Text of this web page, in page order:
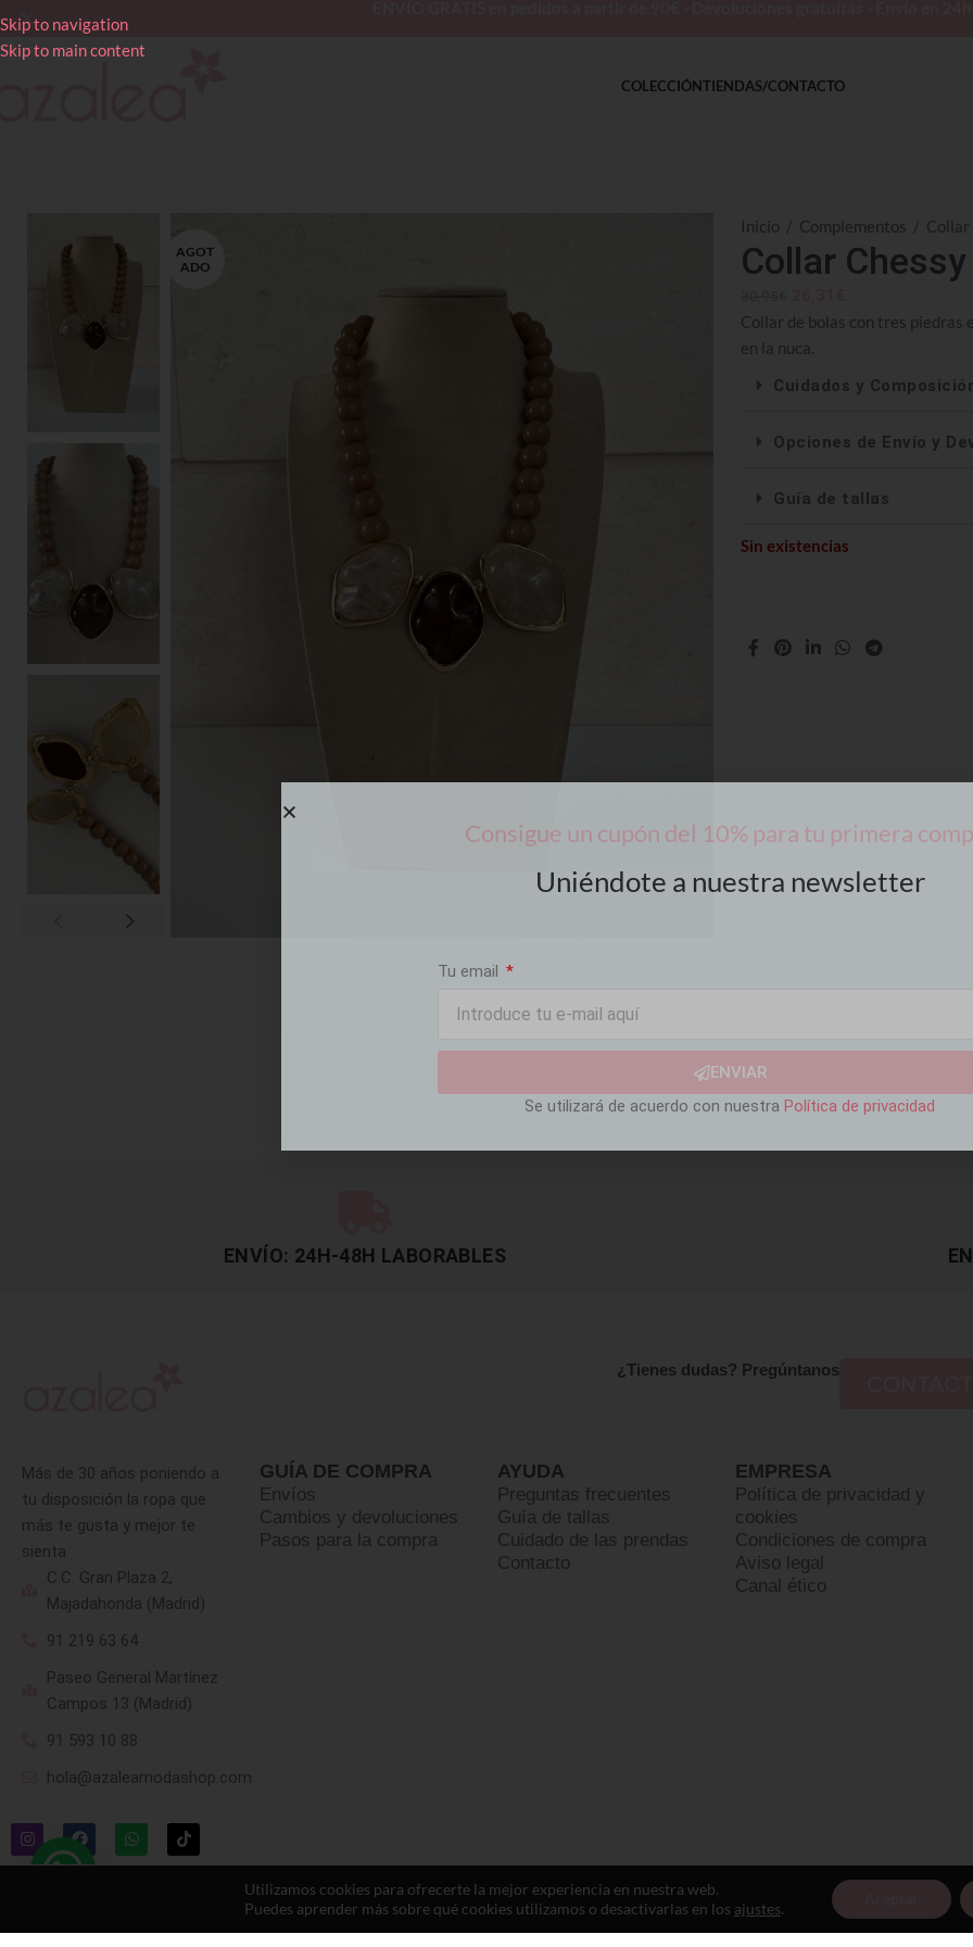
Skip to navigation
Skip to main content
COLECCIÓNTIENDAS/CONTACTO
AGOT
ADO
Inicio / Complementos / Collar
Collar Chessy
Collar de bolas con tres piedras
en la nuca.
Cuidados y
Opciones de Envío y
Guía de tallas
Sin existencias
ENVÍO: 24H-48H LABORABLES
¿Tienes dudas? Pregúntanos
Más de 30 años poniendo a
tu disposición la ropa que
más te gusta y mejor te
sienta
C.C. Gran Plaza 2,
Majadahonda (Madrid)
91 219 63 64
Paseo General Martínez
Campos 13 (Madrid)
91 593 10 88
hola@azaleamodashop.com
GUÍA DE COMPRA
Envíos
Cambios y devoluciones
Pasos para la compra
AYUDA
Preguntas frecuentes
Guía de tallas
Cuidado de las prendas
Contacto
EMPRESA
Política de privacidad y
cookies
Condiciones de compra
Aviso legal
Canal ético
Utilizamos cookies para ofrecerte la mejor experiencia en nuestra web.
Puedes aprender más sobre qué cookies utilizamos o desactivarlas en los ajustes.
Consigue un cupón del 10% para tu primera
Uniéndote a nuestra newsletter
Tu email
ENVIAR
Se utilizará de acuerdo con nuestra Política de privacidad